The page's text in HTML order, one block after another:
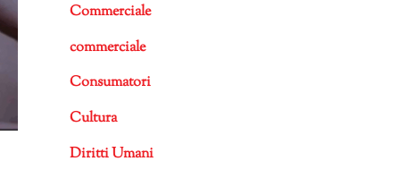
Commerciale
commerciale
Consumatori
Cultura
Diritti Umani